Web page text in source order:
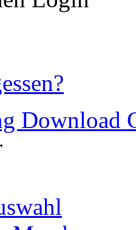
Download